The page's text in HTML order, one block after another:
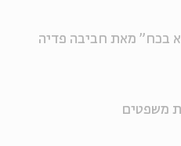
בכח" מאת חביבה פדיה